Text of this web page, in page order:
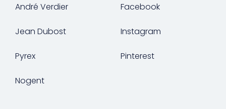
André Verdier
Jean Dubost
Pyrex
Nogent
Facebook
Instagram
Pinterest